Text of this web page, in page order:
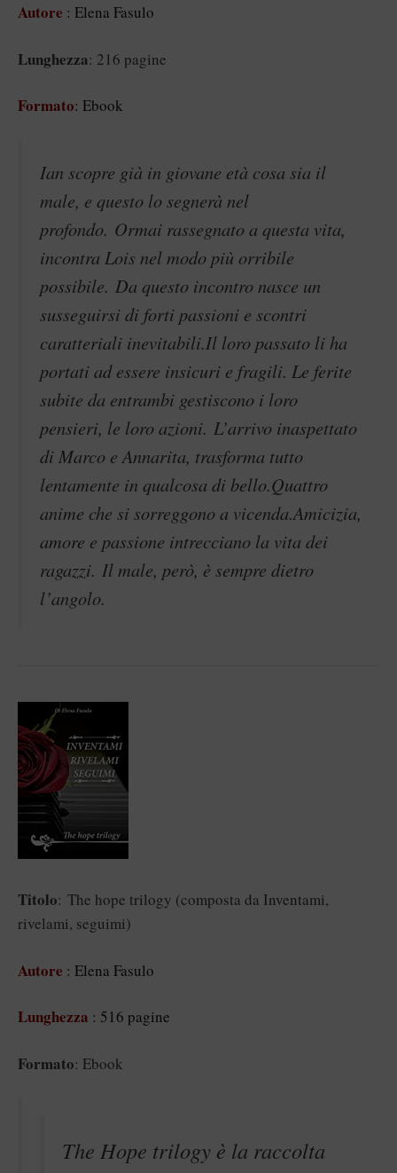
Autore : Elena Fasulo
Lunghezza: 216 pagine
Formato: Ebook
Ian scopre già in giovane età cosa sia il
male, e questo lo segnerà nel
profondo. Ormai rassegnato a questa vita,
incontra Lois nel modo più orribile
possibile. Da questo incontro nasce un
susseguirsi di forti passioni e scontri
caratteriali inevitabili.Il loro passato li ha
portati ad essere insicuri e fragili. Le ferite
subite da entrambi gestiscono i loro
pensieri, le loro azioni. L’arrivo inaspettato
di Marco e Annarita, trasforma tutto
lentamente in qualcosa di bello.Quattro
anime che si sorreggono a vicenda.Amicizia,
amore e passione intrecciano la vita dei
ragazzi. Il male, però, è sempre dietro
l’angolo.
Titolo: The hope trilogy (composta da Inventami,
rivelami, seguimi)
Autore : Elena Fasulo
Lunghezza : 516 pagine
Formato: Ebook
The Hope trilogy è la raccolta